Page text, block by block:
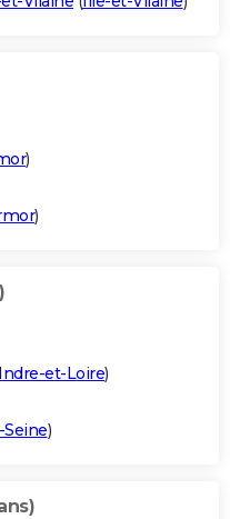
)
)
et-Loire)
)